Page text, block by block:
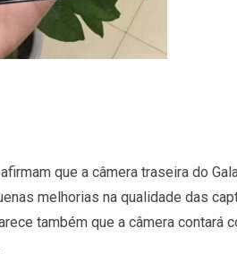
que a câmera traseira do
melhorias na qualidade das
também que a câmera